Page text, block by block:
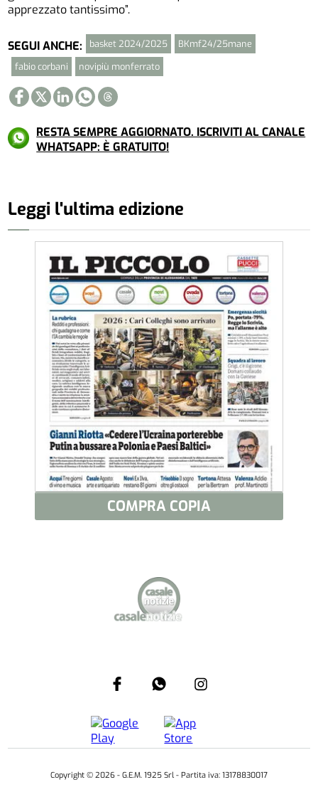
apprezzato tantissimo”.
SEGUI ANCHE: basket 2024/2025
BKmf24/25mane
fabio corbani
novipiù monferrato
RESTA SEMPRE AGGIORNATO. ISCRIVITI AL CANALE
WHATSAPP: È GRATUITO!
Leggi l'ultima edizione
COMPRA COPIA
Copyright © 2026 - G.E.M. 1925 Srl - Partita iva: 13178830017